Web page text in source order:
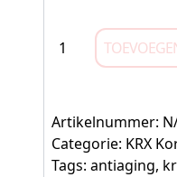
Artikelnummer:
Categorie: KRX
Tags: antiaging,